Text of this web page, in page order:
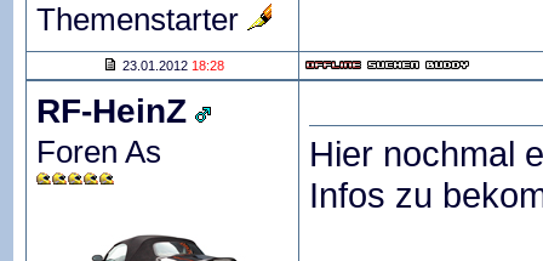
Themenstarter
23.01.2012 18:28
RF-HeinZ
Foren As
Hier nochmal
Infos zu